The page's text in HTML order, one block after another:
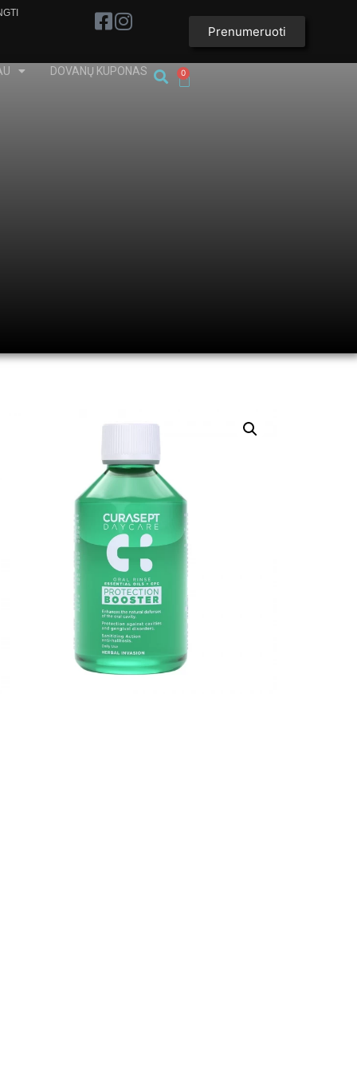
Prenumeruoti
DOVANŲ KUPONAS 0